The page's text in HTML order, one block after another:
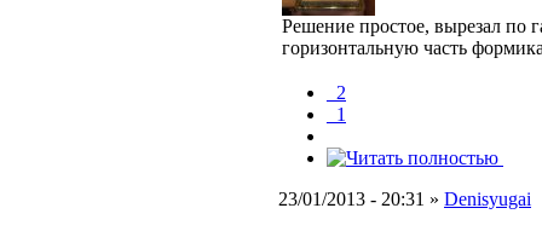
Решение простое, вырезал по
горизонтальную часть
_2
_1
23/01/2013 - 20:31 » Denisyugai